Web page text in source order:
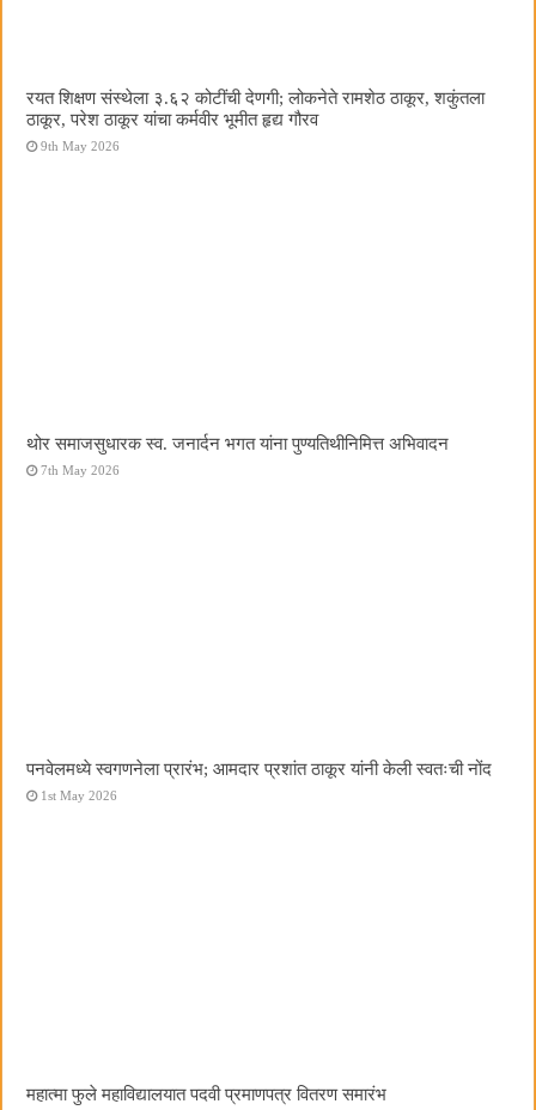
रयत शिक्षण संस्थेला ३.६२ कोटींची देणगी; लोकनेते रामशेठ ठाकूर, शकुंतला
ठाकूर, परेश ठाकूर यांचा कर्मवीर भूमीत हृद्य गौरव
9th May 2026
थोर समाजसुधारक स्व. जनार्दन भगत यांना पुण्यतिथीनिमित्त अभिवादन
7th May 2026
पनवेलमध्ये स्वगणनेला प्रारंभ; आमदार प्रशांत ठाकूर यांनी केली स्वतःची नोंद
1st May 2026
महात्मा फुले महाविद्यालयात पदवी प्रमाणपत्र वितरण समारंभ